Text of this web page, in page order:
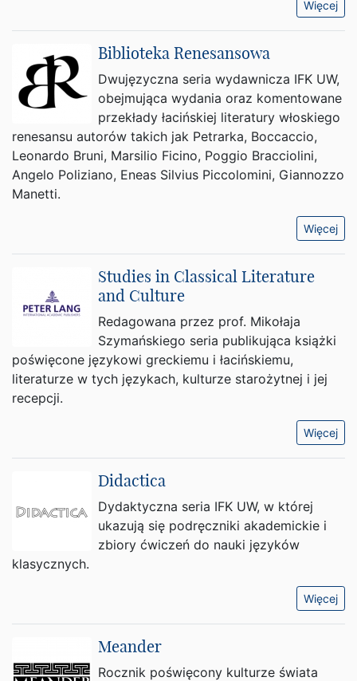
Więcej
Biblioteka Renesansowa
Dwujęzyczna seria wydawnicza IFK UW,
obejmująca wydania oraz komentowane
przekłady łacińskiej literatury włoskiego
renesansu autorów takich jak Petrarka, Boccaccio,
Leonardo Bruni, Marsilio Ficino, Poggio Bracciolini,
Angelo Poliziano, Eneas Silvius Piccolomini, Giannozzo
Manetti.
Więcej
Studies in Classical Literature
and Culture
Redagowana przez prof. Mikołaja
Szymańskiego seria publikująca książki
poświęcone językowi greckiemu i łacińskiemu,
literaturze w tych językach, kulturze starożytnej i jej
recepcji.
Więcej
Didactica
Dydaktyczna seria IFK UW, w której
ukazują się podręczniki akademickie i
zbiory ćwiczeń do nauki języków
klasycznych.
Więcej
Meander
Rocznik poświęcony kulturze świata